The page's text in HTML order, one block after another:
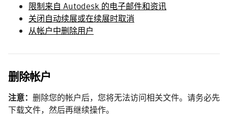
限制来自 Autodesk 的电子邮件和资讯
关闭自动续展或在续展时取消
从帐户中删除用户
删除帐户
注意： 删除您的帐户后，您将无法访问相关文件。请务必先
下载文件，然后再继续操作。